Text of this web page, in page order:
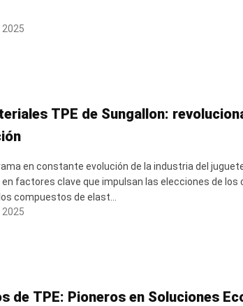
TPE de Sungallon:
en constante evolución de la industria del
factores clave que impulsan las elecciones de los
compuestos de elast...
de TPE: Pioneros en Soluciones